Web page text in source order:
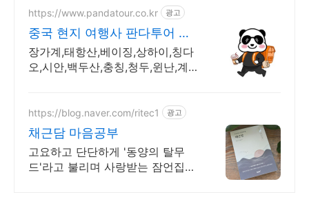
https://www.pandatour.co.kr 광고
중국 현지 여행사 판다투어 노
쇼핑,노옵션,노팁
장가계,태항산,베이징,상하이,칭다
오,시안,백두산,충칭,청두,윈난,계
발 날짜 조율
https://blog.naver.com/ritec1 광고
채근담 마음공부
고요하고 단단하게 '동양의 탈무
드'라고 불리며 사랑받는 잠언집이